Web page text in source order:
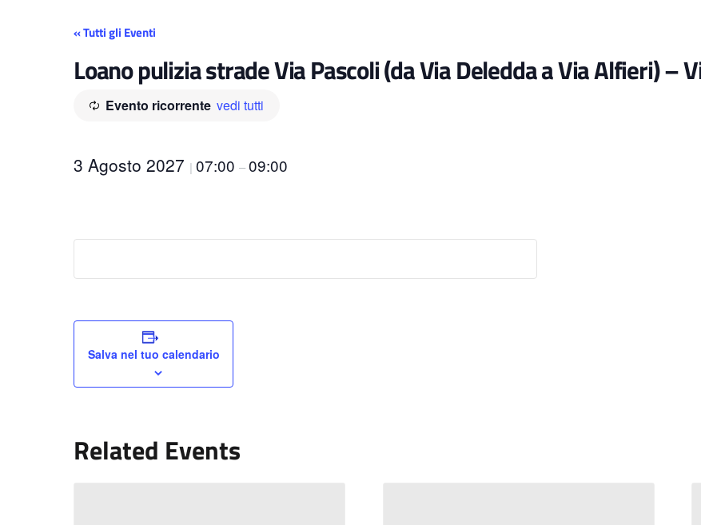
« Tutti gli Eventi
Loano pulizia strade Via Pascoli (da Via Deledda a Via Alfieri) –
Evento ricorrente vedi tutti
3 Agosto 2027 | 07:00 –09:00
Salva nel tuo calendario
Related Events